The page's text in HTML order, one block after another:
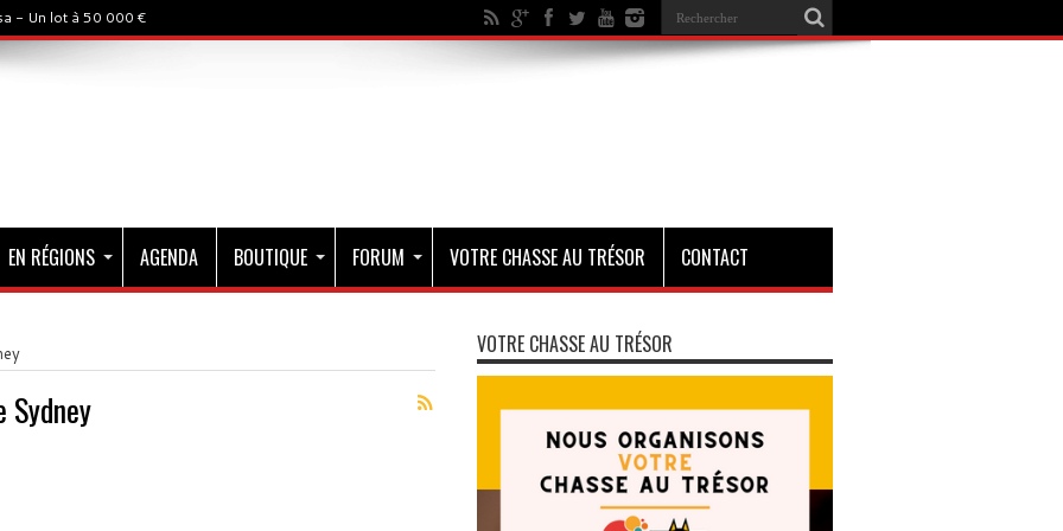
- Un lot à 50 000 €
EN RÉGIONS AGENDA BOUTIQUE FORUM VOTRE CHASSE AU TRÉSOR CONTACT
VOTRE CHASSE AU TRÉSOR